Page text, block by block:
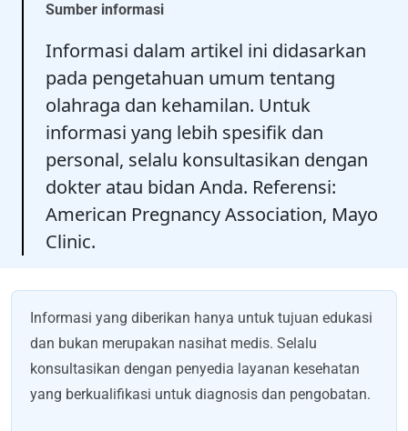
Sumber informasi
Informasi dalam artikel ini didasarkan
pada pengetahuan umum tentang
olahraga dan kehamilan. Untuk
informasi yang lebih spesifik dan
personal, selalu konsultasikan dengan
dokter atau bidan Anda. Referensi:
American Pregnancy Association, Mayo
Clinic.
Informasi yang diberikan hanya untuk tujuan edukasi
dan bukan merupakan nasihat medis. Selalu
konsultasikan dengan penyedia layanan kesehatan
yang berkualifikasi untuk diagnosis dan pengobatan.